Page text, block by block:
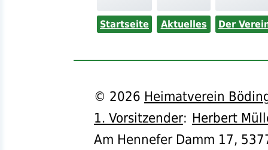
Startseite Aktuelles Der
© 2026 Heimatverein
1. Vorsitzender: Herbert
Am Hennefer Damm 17,